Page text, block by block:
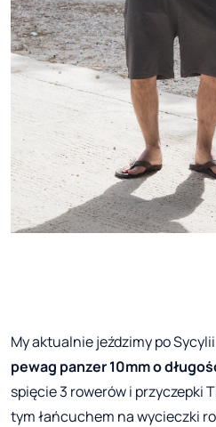
My aktualnie jeździmy po
pewag panzer 10mm o
spięcie 3 rowerów i przyczepki
tym łańcuchem na wycieczki